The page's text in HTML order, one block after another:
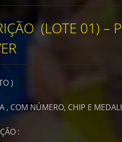
(LOTE 01) –
)
, COM NÚMERO, CHIP E
: